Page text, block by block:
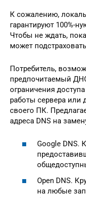
К сожалению,
гарантируют 100%-
Чтобы не ждать,
может
Потребитель,
предпочитаемый
ограничения
работы сервера
своего ПК.
адреса DNS на
Google DNS.
Open DNS.
на любые